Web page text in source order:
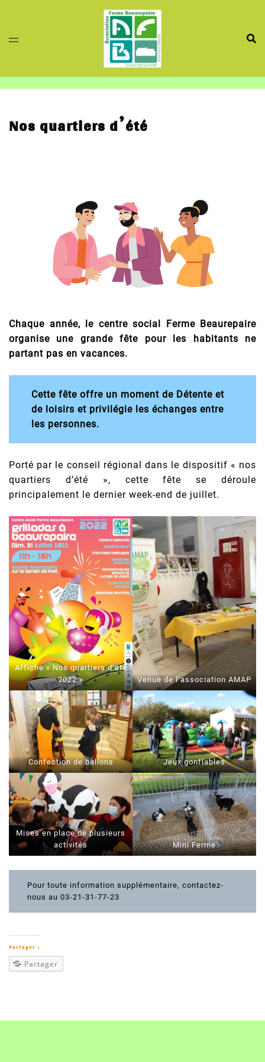
contenu
Nos quartiers d’été
Chaque année, le centre social Ferme Beaurepaire
organise une grande fête pour les habitants ne
partant pas en vacances.
Cette fête offre un moment de Détente et
de loisirs et privilégie les échanges entre
les personnes.
Porté par le conseil régional dans le dispositif « nos
quartiers d’été », cette fête se déroule
principalement le dernier week-end de juillet.
Affiche « Nos quartiers d’été
2022 »
Venue de l’association AMAP
Confection de ballons Jeux gonflables
Mises en place de plusieurs
activités
Mini Ferme
Pour toute information supplémentaire, contactez-
nous au 03-21-31-77-23
Partager :
Partager